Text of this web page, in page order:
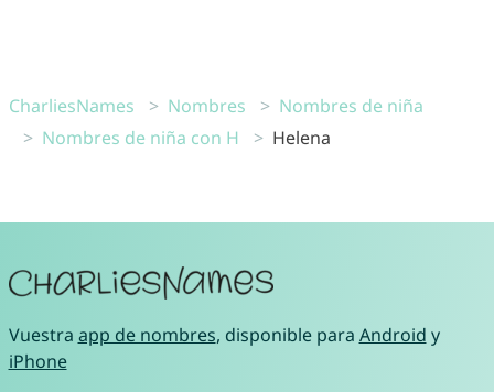
CharliesNames Nombres
Nombres de niña
Nombres de niña con H
Helena
Vuestra app de nombres, disponible para Android y
iPhone